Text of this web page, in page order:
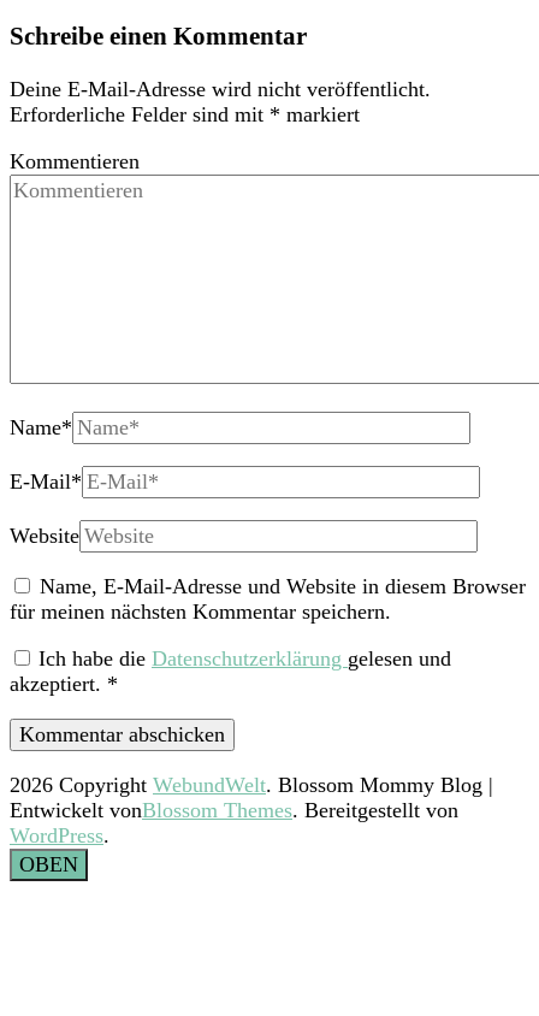
Schreibe einen Kommentar
Deine E-Mail-Adresse wird nicht veröffentlicht.
Erforderliche Felder sind mit * markiert
Kommentieren
Name*
E-Mail*
Website
Name, E-Mail-Adresse und Website in diesem Browser
für meinen nächsten Kommentar speichern.
Ich habe die Datenschutzerklärung gelesen und
akzeptiert. *
2026 Copyright WebundWelt. Blossom Mommy Blog |
Entwickelt vonBlossom Themes. Bereitgestellt von
WordPress.
OBEN